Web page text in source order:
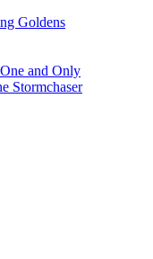
Goldens
and Only
Stormchaser